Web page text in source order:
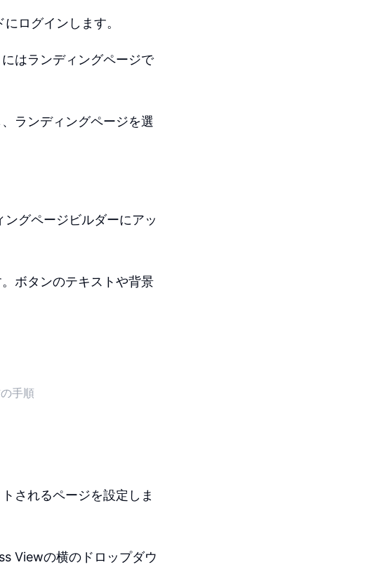
ログインします。
はランディングページで
ランディングページを選
グページビルダーにアッ
ボタンのテキストや背景
手順
されるページを設定しま
Viewの横のドロップダウ